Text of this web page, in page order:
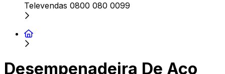
Televendas 0800 080 0099
Desempenadeira De Aço